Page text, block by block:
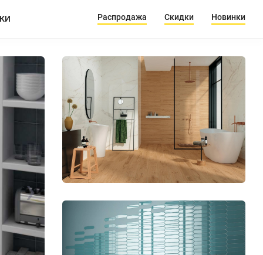
Распродажа Скидки Новинки
EQUIPE ARROW
Керамическая
EQUIPE Arrow
Коллекция плитка EQUIPE ARROW
формат глянцевой настенной плитки 5x25 см
и универсальная коллекция, где цвет и форма
главными героями.
от 4800 ₽/м2
›